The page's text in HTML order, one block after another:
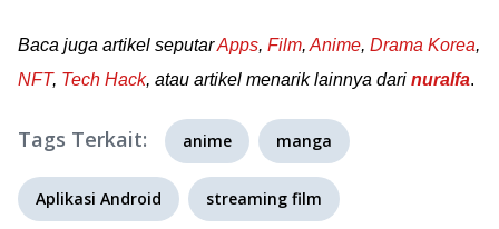
Baca juga artikel seputarApps, Film, Anime, Drama Korea,
NFT, Tech Hack, atau artikel menarik lainnya dari nuralfa.
Tags Terkait: anime manga
Aplikasi Android streaming film